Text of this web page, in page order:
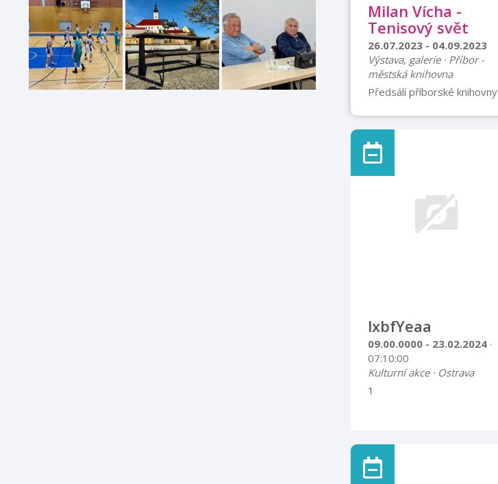
Milan Vícha -
Tenisový svět
26.07.2023 - 04.09.2023
Výstava, galerie · Příbor -
městská knihovna
Předsálí příborské knihovny
kláštera Příbor Výstava
lxbfYeaa
09.00.0000 - 23.02.2024 ·
07:10:00
Kulturní akce · Ostrava
1